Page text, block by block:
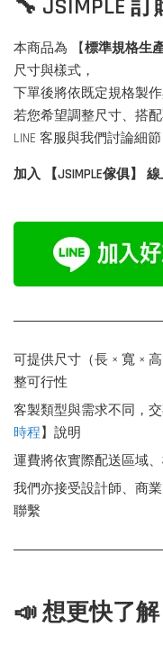
🔧 JSIMPLE
本商品為 【標準規格生產
尺寸與樣式，
下單後將依既定規格製
若您希望調整尺寸、搭
LINE 客服與我們討論細
加入 【JSIMPLE傢俱】
可提供尺寸（長 × 寬 ×
整可行性
客製類型與需求不同，
時程】說明
運費將依實際配送區域
我們亦接受設計師、商
聯繫
📣 想更快了解